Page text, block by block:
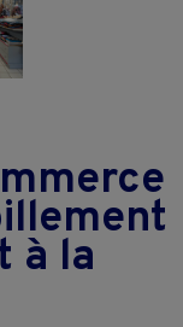
à la